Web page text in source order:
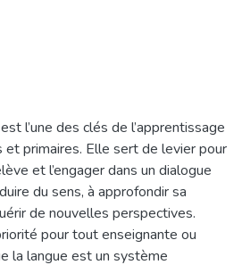
l’une des clés de l’apprentissage
et primaires. Elle sert de levier pour
et l’engager dans un dialogue
du sens, à approfondir sa
de nouvelles perspectives.
pour tout enseignante ou
la langue est un système